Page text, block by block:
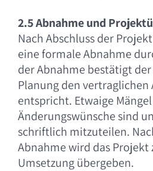
2.5 Abnahme und
Nach Abschluss der
eine formale Abnahme
der Abnahme bestätigt der
Planung den
entspricht. Etwaige
Änderungswünsche sind
schriftlich mitzuteilen.
Abnahme wird das Projekt
Umsetzung übergeben.